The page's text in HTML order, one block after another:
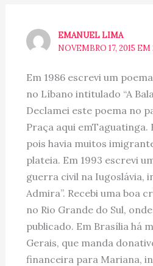
EMANUEL LIMA
NOVEMBRO 17, 2015 EM
Em 1986 escrevi um
no Líbano intitulado “A
Declamei este poema no
Praça aqui emTaguatinga.
pois havia muitos
plateia. Em 1993 escrevi
guerra civil na Iugoslávia,
Admira”. Recebi uma boa
no Rio Grande do Sul,
publicado. Em Brasília há
Gerais, que manda
financeira para Mariana,